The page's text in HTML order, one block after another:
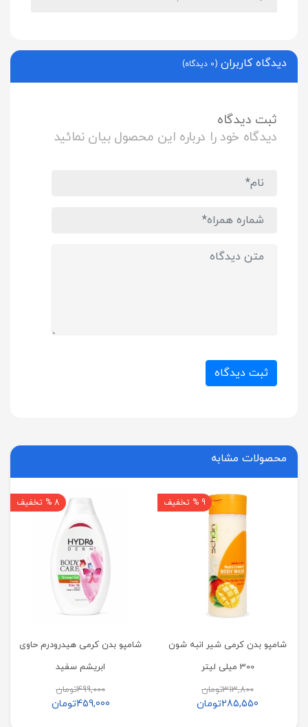
دیدگاه کاربران (0 دیدگاه)
ثبت دیدگاه
دیدگاه خود را درباره این محصول بیان نمائید
ثبت دیدگاه
محصولات مشابه
9 % تخفیف
شامپو بدن کرمی شیر انبه شون
300 میلی لیتر
313,800تومان
285,550تومان
8 % تخفیف
شامپو بدن کرمی هیدرودرم حاوی
ابریشم سفید
499,000تومان
459,000تومان